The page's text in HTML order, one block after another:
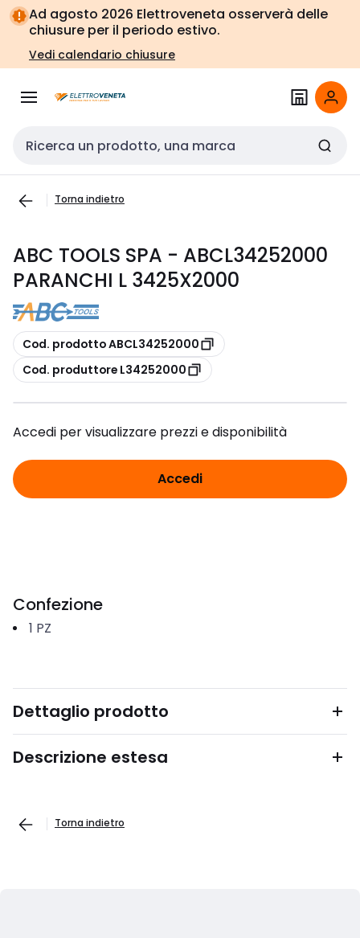
Vai alla
navigazione
Vai
alla
pagina
Ad agosto 2026 Elettroveneta osserverà delle
chiusure per il periodo estivo.
Vedi calendario chiusure
Cerca input
Torna indietro
ABC TOOLS SPA - ABCL34252000
PARANCHI L 3425X2000
copia
Cod. prodotto ABCL34252000
copia
Cod. produttore L34252000
Accedi per visualizzare prezzi e disponibilità
Accedi
Confezione
1 PZ
Dettaglio prodotto
Descrizione estesa
Torna indietro